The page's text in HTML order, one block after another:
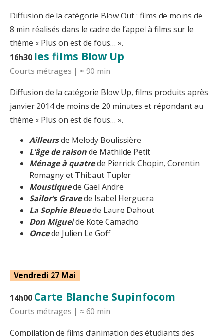
Diffusion de la catégorie Blow Out : films de moins de
8 min réalisés dans le cadre de l’appel à films sur le
thème « Plus on est de fous… ».
16h30 les films Blow Up
Courts métrages | ≈ 90 min
Diffusion de la catégorie Blow Up, films produits après
janvier 2014 de moins de 20 minutes et répondant au
thème « Plus on est de fous… ».
Ailleursde Melody Boulissière
L’âge de raisonde Mathilde Petit
Ménage à quatrede Pierrick Chopin, Corentin
Romagny et Thibaut Tupler
Moustiquede Gael Andre
Sailor’s Gravede Isabel Herguera
La Sophie Bleuede Laure Dahout
Don Miguelde Kote Camacho
Oncede Julien Le Goff
Vendredi 27 Mai
14h00 Carte Blanche Supinfocom
Courts métrages | ≈ 60 min
Compilation de films d’animation des étudiants des